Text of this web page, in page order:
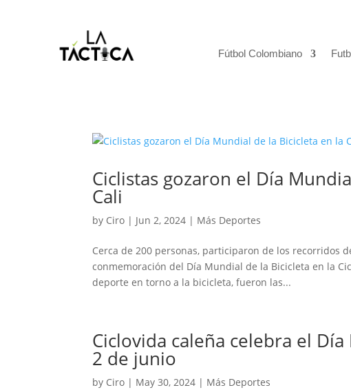
Fútbol Colombiano
Ciclistas gozaron el Día
Cali
by Ciro | Jun 2, 2024 | Más Deportes
Cerca de 200 personas, participaron de los recorridos
conmemoración del Día Mundial de la Bicicleta en la
deporte en torno a la bicicleta, fueron las...
Ciclovida caleña celebra el
2 de junio
by Ciro | May 30, 2024 | Más Deportes